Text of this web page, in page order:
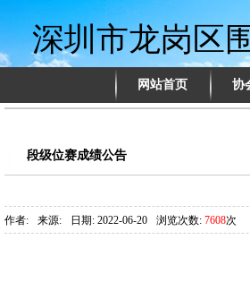
深圳市龙岗区
网站首页 协
段级位赛成绩公告
作者: 来源: 日期: 2022-06-20 浏览次数: 7608次